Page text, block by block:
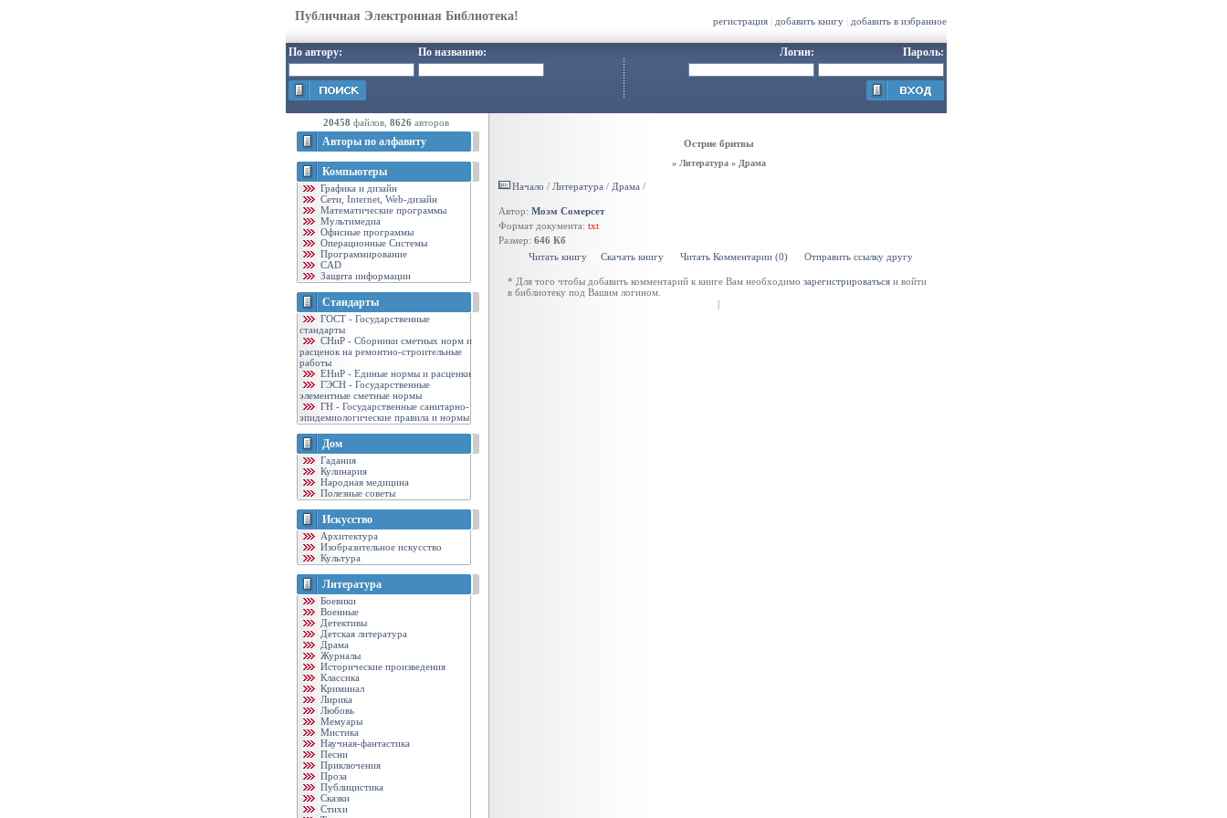
Публичная Электронная Библиотека! регистрация добавить книгу добавить в избранное
По автору: По названию: Логин: Пароль:
20458 файлов, 8626 авторов
Авторы по алфавиту
Компьютеры
Графика и дизайн
Cети, Internet, Web-дизайн
Математические программы
Мультимедиа
Офисные программы
Операционные Системы
Программирование
CAD
Защита информации
Стандарты
ГОСТ - Государственные
стандарты
CНиР - Сборники сметных норм и
расценок на ремонтно-строительные
работы
ЕНиР - Единые нормы и расценки
ГЭСН - Государственные
элементные сметные нормы
ГН - Государственные санитарно-
эпидемиологические правила и нормы
Дом
Гадания
Кулинария
Народная медицина
Полезные советы
Искусство
Архитектура
Изобразительное искусство
Культура
Литература
Боевики
Военные
Детективы
Детская литература
Драма
Журналы
Исторические произведения
Классика
Криминал
Лирика
Любовь
Мемуары
Мистика
Научная-фантастика
Песни
Приключения
Проза
Публицистика
Сказки
Стихи
Острие бритвы
» Литература » Драма
Начало / Литература / Драма /
Автор: Моэм Сомерсет
Формат документа: txt
Размер: 646 Кб
Читать книгу
Скачать книгу Читать Комментарии (0) Отправить ссылку другу
* Для того чтобы добавить комментарий к книге Вам необходимо зарегистрироватьсяи войти
в библиотеку под Вашим логином.
|